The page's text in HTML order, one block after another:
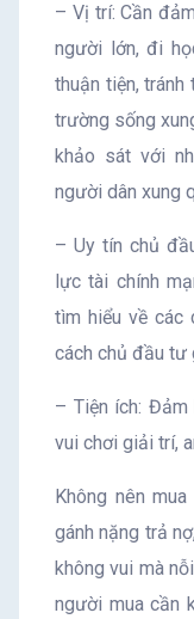
– Vị trí: Cần
người lớn, đi
thuận tiện,
trường sống
khảo sát với
người dân xung
– Uy tín chủ
lực tài chính
tìm hiểu về các
cách chủ đầu tư
– Tiện ích:
vui chơi giải trí,
Không nên
gánh nặng trả
không vui mà
người mua cần